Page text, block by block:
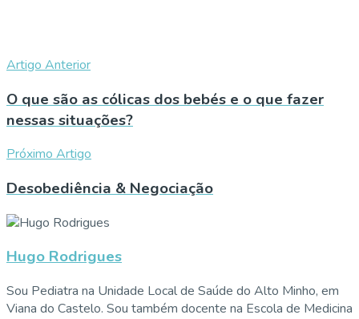
Artigo Anterior
O que são as cólicas dos bebés e o que fazer
nessas situações?
Próximo Artigo
Desobediência & Negociação
Hugo Rodrigues
Sou Pediatra na Unidade Local de Saúde do Alto Minho, em
Viana do Castelo. Sou também docente na Escola de Medicina